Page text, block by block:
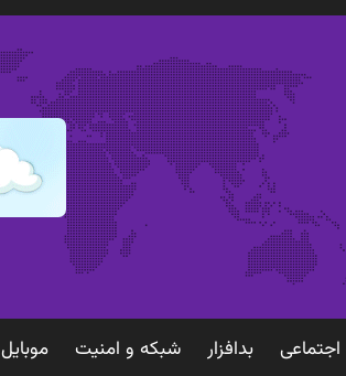
بدافزار شبكه و امنيت موبايل